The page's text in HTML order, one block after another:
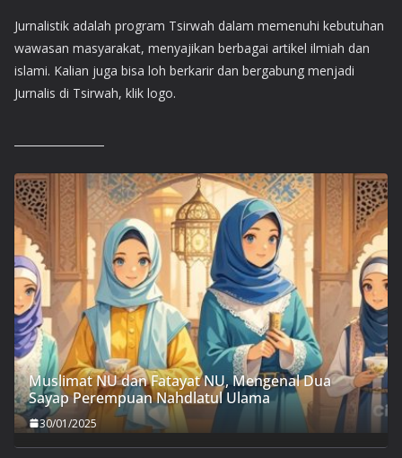
Jurnalistik adalah program Tsirwah dalam memenuhi kebutuhan
wawasan masyarakat, menyajikan berbagai artikel ilmiah dan
islami. Kalian juga bisa loh berkarir dan bergabung menjadi
Jurnalis di Tsirwah, klik logo.
Muslimat NU dan Fatayat NU, Mengenal Dua
Sayap Perempuan Nahdlatul Ulama
30/01/2025